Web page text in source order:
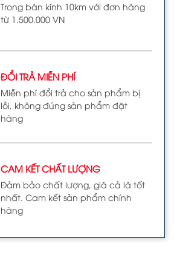
Trong bán kính 10km với đơn hàng
từ 1.500.000 VN
ĐỔI TRẢ MIỄN PHÍ
Miễn phí đổi trả cho sản phẩm bị
lỗi, không đúng sản phẩm đặt
hàng
CAM KẾT CHẤT LƯỢNG
Đảm bảo chất lượng, giá cả là tốt
nhất. Cam kết sản phẩm chính
hãng